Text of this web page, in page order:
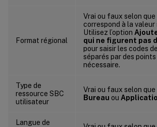
Format régional
Vrai ou faux selon
correspond à la valeur
Utilisez l’option
qui ne figurent pas
pour saisir les codes
séparés par des
nécessaire.
Type de
ressource SBC
utilisateur
Vrai ou faux selon
Bureau ou
Langue de